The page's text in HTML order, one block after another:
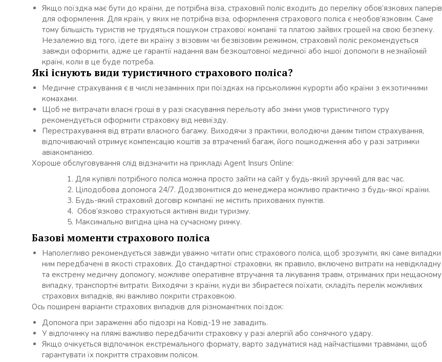
Якщо поїздка має бути до країни, де потрібна віза, страховий поліс входить до переліку обов’язкових паперів
для оформлення. Для країн, у яких не потрібна віза, оформлення страхового поліса є необов’язковим. Саме
тому більшість туристів не трудяться пошуком страхової компанії та платою зайвих грошей на свою безпеку.
Незалежно від того, їдете ви країну з візовим чи безвізовим режимом, страховий поліс рекомендується
завжди оформити, адже це гарантії надання вам безкоштовної медичної або іншої допомоги в незнайомій
країні, коли в це буде потреба.
Які існують види туристичного страхового поліса?
Медичне страхування є в числі незамінних при поїздках на гірськолижні курорти або країни з екзотичними
комахами.
Щоб не витрачати власні гроші в у разі скасування перельоту або зміни умов туристичного туру
рекомендується оформити страховку від невиїзду.
Перестрахування від втрати власного багажу. Виходячи з практики, володіючи даним типом страхування,
відпочиваючий отримує компенсацію коштів за втрачений багаж, його пошкодження або у разі затримки
авіакомпанією.
Хороше обслуговування слід відзначити на прикладі Agent Insurs Online:
Для купівлі потрібного поліса можна просто зайти на сайт у будь-який зручний для вас час.
Цілодобова допомога 24/7. Додзвонитися до менеджера можливо практично з будь-якої країни.
Будь-який страховий договір компанії не містить прихованих пунктів.
Обов’язково страхуються активні види туризму.
Максимально вигідна ціна на сучасному ринку.
Базові моменти страхового поліса
Наполегливо рекомендується завжди уважно читати опис страхового поліса, щоб зрозуміти, які саме випадки
ним передбачені в якості страхових. До стандартної страховки, як правило, включено витрати на невідкладну
та екстрену медичну допомогу, можливе оперативне втручання та лікування травм, отриманих при нещасному
випадку, транспортні витрати. Виходячи з країни, куди ви збираєтеся поїхати, складіть перелік можливих
страхових випадків, які важливо покрити страховкою.
Ось поширені варіанти страхових випадків для різноманітних поїздок:
Допомога при зараженні або підозрі на Ковід-19 не завадить.
У відпочинку на пляжі важливо передбачити страховку у разі алергій або сонячного удару.
Якщо очікується відпочинок екстремального формату, варто задуматися над найчастішими травмами, щоб
гарантувати їх покриття страховим полісом.